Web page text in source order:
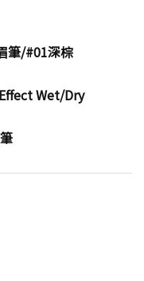
筆/#01深棕
Wet/Dry